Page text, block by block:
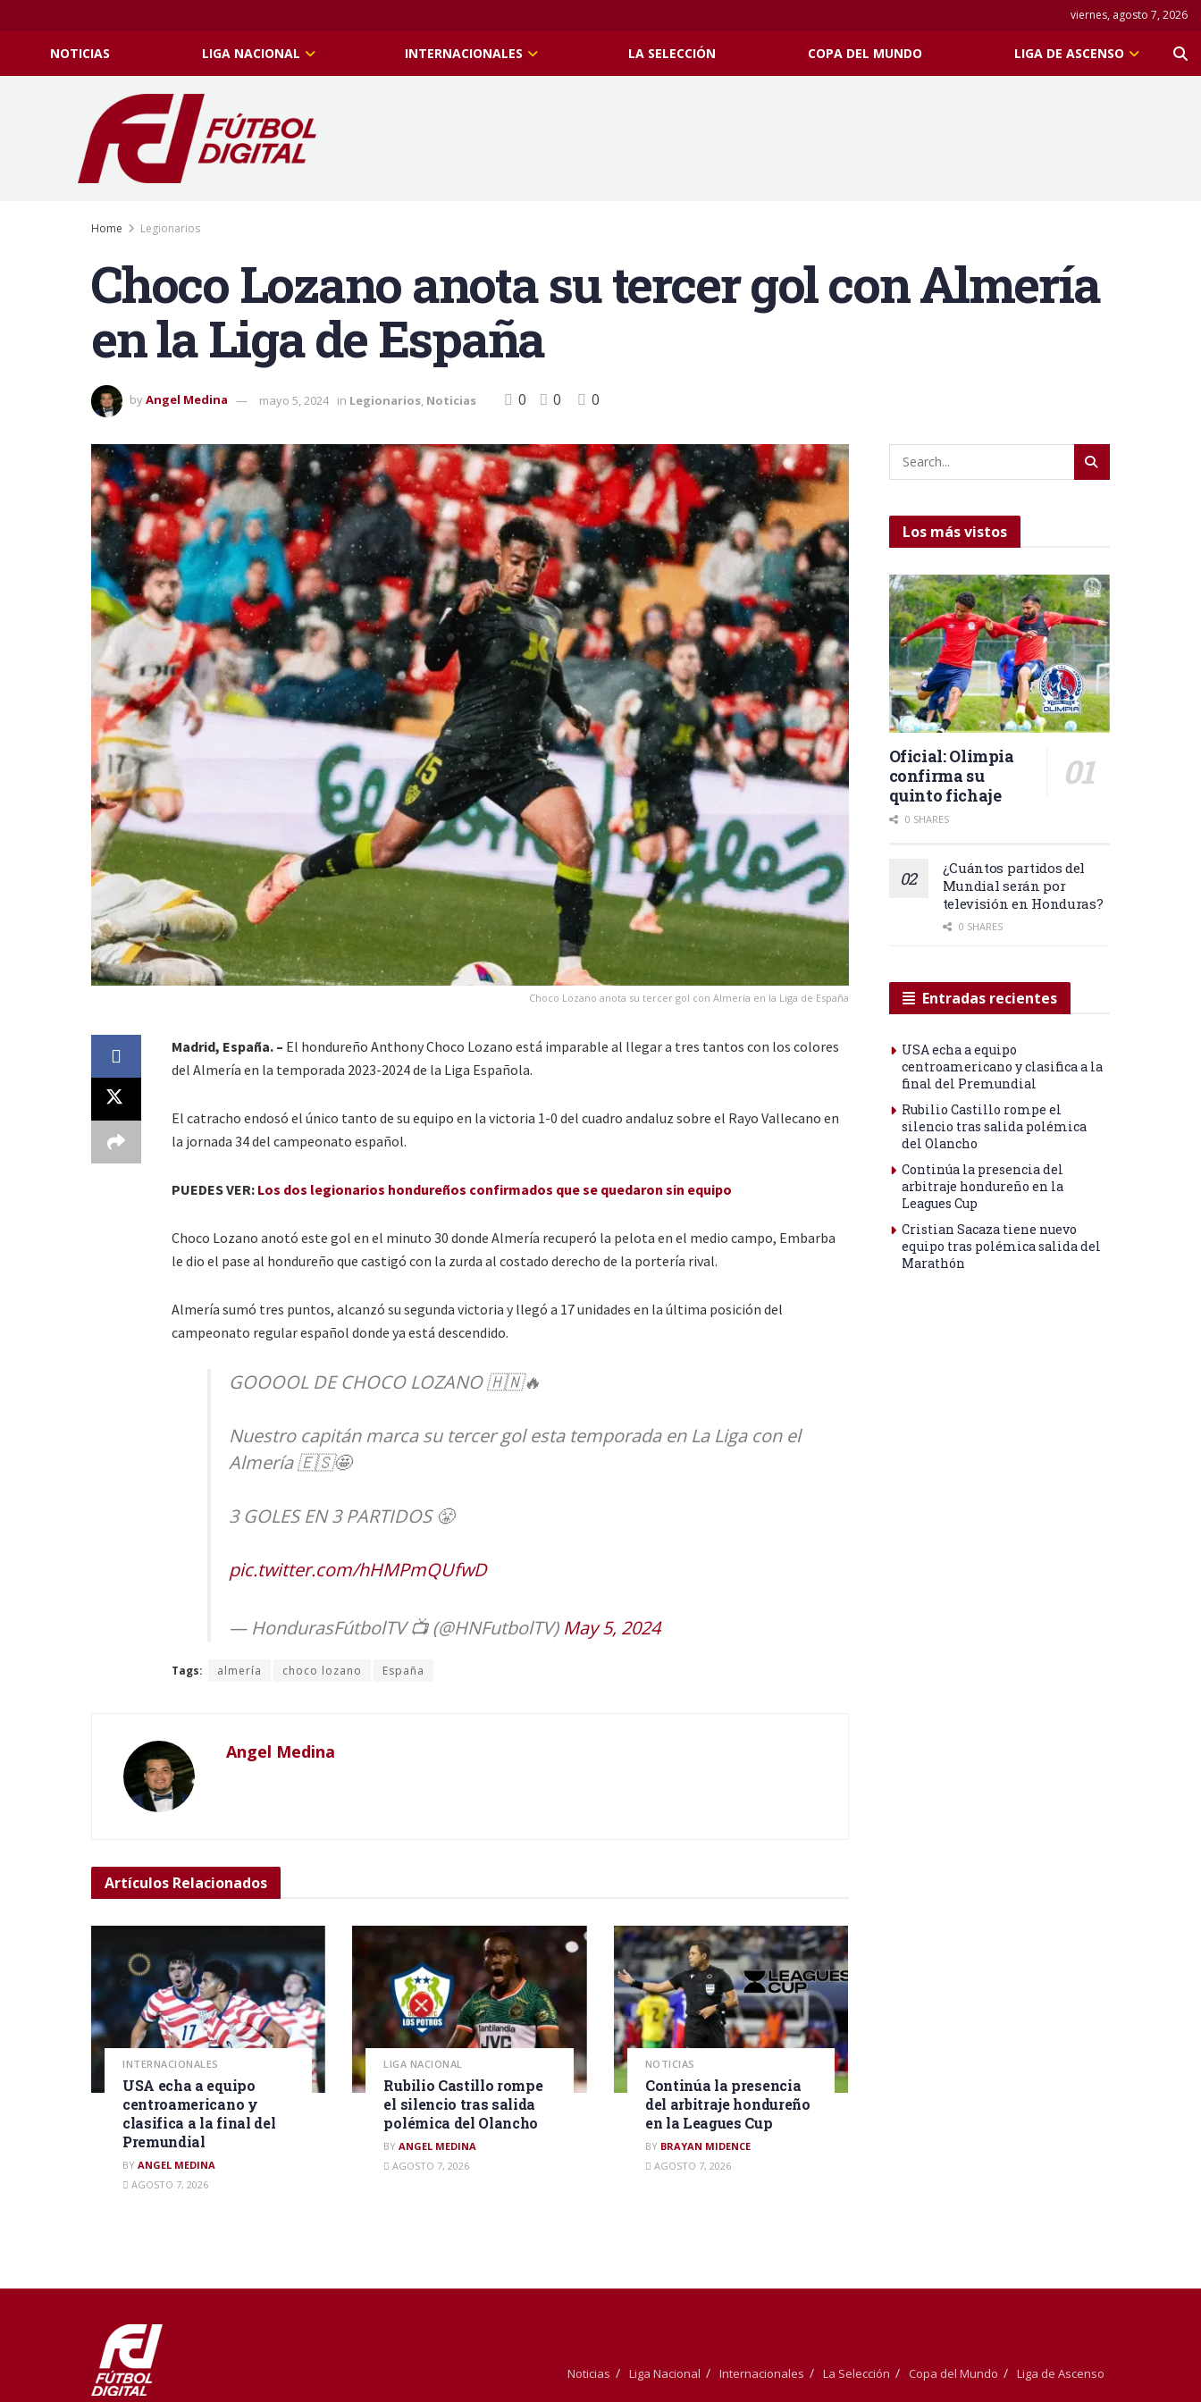
viernes, agosto 7, 2026
NOTICIAS LIGA NACIONAL INTERNACIONALES LA SELECCIÓN COPA DEL MUNDO LIGA DE ASCENSO
Home Legionarios
Choco Lozano anota su tercer gol con Almería
en la Liga de España
byAngel Medina mayo 5, 2024 in Legionarios Noticias 0 0 0
Choco Lozano anota su tercer gol con Almería en la Liga de España
Madrid, España. – El hondureño Anthony Choco Lozano está imparable al llegar a tres tantos con los colores
del Almería en la temporada 2023-2024 de la Liga Española.
El catracho endosó el único tanto de su equipo en la victoria 1-0 del cuadro andaluz sobre el Rayo Vallecano en
la jornada 34 del campeonato español.
PUEDES VER: Los dos legionarios hondureños confirmados que se quedaron sin equipo
Choco Lozano anotó este gol en el minuto 30 donde Almería recuperó la pelota en el medio campo, Embarba
le dio el pase al hondureño que castigó con la zurda al costado derecho de la portería rival.
Almería sumó tres puntos, alcanzó su segunda victoria y llegó a 17 unidades en la última posición del
campeonato regular español donde ya está descendido.
GOOOOL DE CHOCO LOZANO 🇭🇳🔥
Nuestro capitán marca su tercer gol esta temporada en La Liga con el
Almería 🇪🇸🤩
3 GOLES EN 3 PARTIDOS 😤
pic.twitter.com/hHMPmQUfwD
— HondurasFútbolTV 📺 (@HNFutbolTV) May 5, 2024
Tags: almería choco lozano España
Angel Medina
Artículos Relacionados
INTERNACIONALES
USA echa a equipo
centroamericano y
clasifica a la final del
Premundial
BY ANGEL MEDINA
AGOSTO 7, 2026
LIGA NACIONAL
Rubilio Castillo rompe
el silencio tras salida
polémica del Olancho
BY ANGEL MEDINA
AGOSTO 7, 2026
NOTICIAS
Continúa la presencia
del arbitraje hondureño
en la Leagues Cup
BY BRAYAN MIDENCE
AGOSTO 7, 2026
Los más vistos
Oficial: Olimpia
confirma su
quinto fichaje
0 SHARES
¿Cuántos partidos del
Mundial serán por
televisión en Honduras?
0 SHARES
Entradas recientes
USA echa a equipo
centroamericano y clasifica a la
final del Premundial
Rubilio Castillo rompe el
silencio tras salida polémica
del Olancho
Continúa la presencia del
arbitraje hondureño en la
Leagues Cup
Cristian Sacaza tiene nuevo
equipo tras polémica salida del
Marathón
Noticias Liga Nacional Internacionales La Selección Copa del Mundo Liga de Ascenso